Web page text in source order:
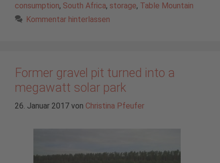
consumption, South Africa, storage, Table Mountain
Kommentar hinterlassen
Former gravel pit turned into a
megawatt solar park
26. Januar 2017 von Christina Pfeufer